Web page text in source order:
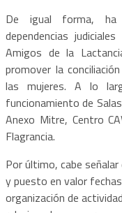
De igual forma,
dependencias
Amigos de la
promover la
las mujeres. A lo
funcionamiento de
Anexo Mitre, Centro
Flagrancia.
Por último, cabe
y puesto en valor
organización de